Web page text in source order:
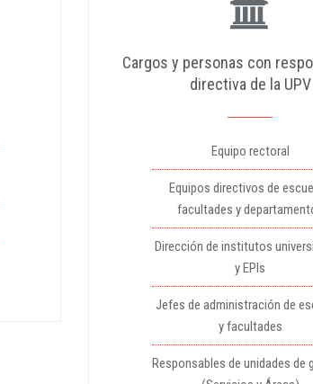
Cargos y personas con
directiva de la UPV
Equipo rectoral
Equipos directivos de
facultades y
Dirección de institutos
y EPIs
Jefes de administración de
y facultades
Responsables de unidades de